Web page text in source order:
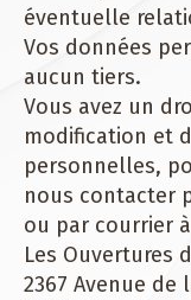
éventuelle
Vos données
aucun tiers.
Vous avez un
modification et
personnelles,
nous contacter
ou par courrier
Les Ouvertures
2367 Avenue de